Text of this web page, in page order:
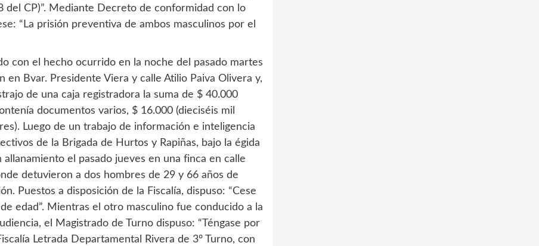
CP)”. Mediante Decreto de conformidad con lo
“La prisión preventiva de ambos masculinos por el
con el hecho ocurrido en la noche del pasado martes
en Bvar. Presidente Viera y calle Atilio Paiva Olivera y,
de una caja registradora la suma de $ 40.000
documentos varios, $ 16.000 (dieciséis mil
Luego de un trabajo de información e inteligencia
de la Brigada de Hurtos y Rapiñas, bajo la égida
el pasado jueves en una finca en calle
detuvieron a dos hombres de 29 y 66 años de
Puestos a disposición de la Fiscalía, dispuso: “Cese
edad”. Mientras el otro masculino fue conducido a la
el Magistrado de Turno dispuso: “Téngase por
Letrada Departamental Rivera de 3º Turno, con